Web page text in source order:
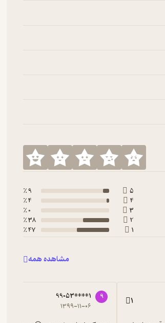
5
9 ٪
4
4 ٪
3
0 ٪
2
38 ٪
1
47 ٪
مشاهده همه
1
9
99053****1
۱۳۹۹-۱۱-۰۶